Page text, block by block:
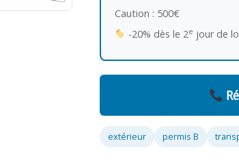
Caution : 500€
-20% dès le 2e jour de
extérieur permis B